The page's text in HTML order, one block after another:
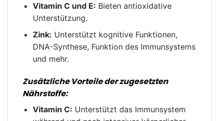
Vitamin C und E: Bieten antioxidative
Unterstützung.
Zink: Unterstützt kognitive Funktionen,
DNA-Synthese, Funktion des Immunsystems
und mehr.
Zusätzliche Vorteile der zugesetzten
Nährstoffe:
Vitamin C: Unterstützt das Immunsystem